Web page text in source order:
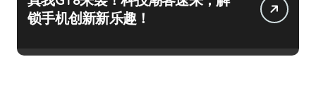
锁手机创新新乐趣！